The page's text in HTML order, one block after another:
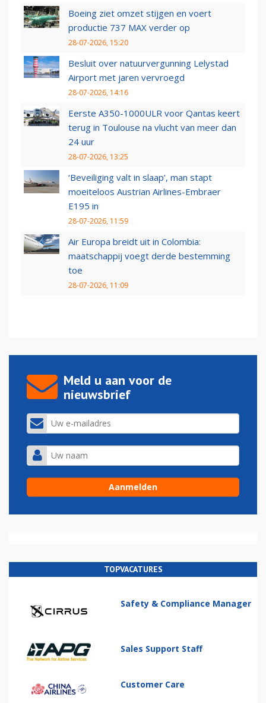
Boeing ziet omzet stijgen en voert
productie 737 MAX verder op
28-07-2026, 15:20
Besluit over natuurvergunning Lelystad
Airport met jaren vervroegd
28-07-2026, 14:16
Eerste A350-1000ULR voor Qantas keert
terug in Toulouse na vlucht van meer dan
24 uur
28-07-2026, 13:25
‘Beveiliging valt in slaap’, man stapt
moeiteloos Austrian Airlines-Embraer
E195 in
28-07-2026, 11:59
Air Europa breidt uit in Colombia:
maatschappij voegt derde bestemming
toe
28-07-2026, 11:09
Meld u aan voor de
nieuwsbrief
TOPVACATURES
Safety & Compliance Manager
Sales Support Staff
Customer Care